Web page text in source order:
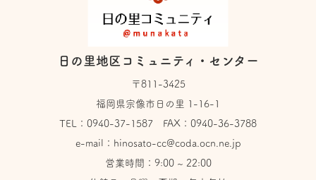
日の里地区コミュニティ・センター
〒811-3425
福岡県宗像市日の里 1-16-1
TEL： 0940-37-1587 FAX：0940-36-3788
e-mail： hinosato-cc@coda.ocn.ne.jp
営業時間：9:00 ~ 22:00